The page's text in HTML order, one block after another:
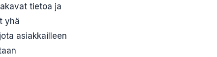
tietoa ja
yhä
asiakkailleen